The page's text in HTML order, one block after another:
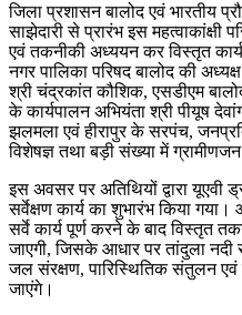
जिला प्रशासन बालोद एवं भारतीय
साझेदारी से प्रारंभ इस महत्वाकांक्षी
एवं तकनीकी अध्ययन कर विस्तृत
नगर पालिका परिषद बालोद की
श्री चंद्रकांत कौशिक, एसडीएम
के कार्यपालन अभियंता श्री पीयूष
झलमला एवं हीरापुर के सरपंच,
विशेषज्ञ तथा बड़ी संख्या में
इस अवसर पर अतिथियों द्वारा यूएवी
सर्वेक्षण कार्य का शुभारंभ किया गया।
सर्वे कार्य पूर्ण करने के बाद विस्तृत
जाएगी, जिसके आधार पर तांदुला नदी
जल संरक्षण, पारिस्थितिक संतुलन एवं
जाएंगे।